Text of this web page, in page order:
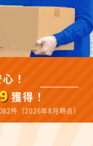
！
獲得！
件（2026年8月時点）